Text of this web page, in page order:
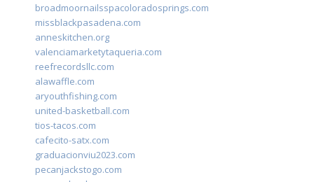
broadmoornailsspacoloradosprings.com
missblackpasadena.com
anneskitchen.org
valenciamarketytaqueria.com
reefrecordsllc.com
alawaffle.com
aryouthfishing.com
united-basketball.com
tios-tacos.com
cafecito-satx.com
graduacionviu2023.com
pecanjackstogo.com